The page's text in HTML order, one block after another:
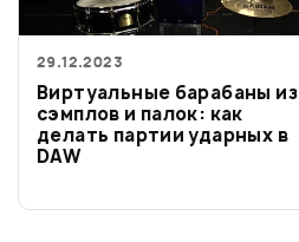
29.12.2023
Виртуальные барабаны из
сэмплов и палок: как
делать партии ударных в
DAW